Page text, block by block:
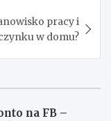
pracy i
w domu?
na FB –